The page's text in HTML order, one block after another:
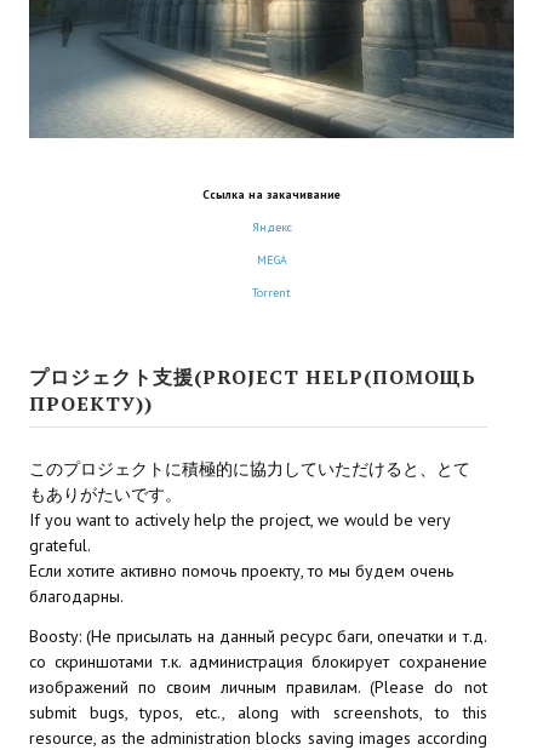
Ссылка на закачивание
Яндекс
MEGA
Torrent
プロジェクト支援(PROJECT HELP(ПОМОЩЬ
ПРОЕКТУ))
このプロジェクトに積極的に協力していただけると、とて
もありがたいです。
If you want to actively help the project, we would be very
grateful.
Если хотите активно помочь проекту, то мы будем очень
благодарны.
Boosty: (Не присылать на данный ресурс баги, опечатки и т.д.
со скриншотами т.к. администрация блокирует сохранение
изображений по своим личным правилам. (Please do not
submit bugs, typos, etc., along with screenshots, to this
resource, as the administration blocks saving images according